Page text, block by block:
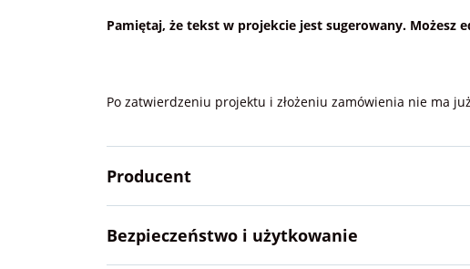
Pamiętaj, że tekst w projekcie jest sugerowany. Możesz
Po zatwierdzeniu projektu i złożeniu zamówienia nie ma
Producent
Bezpieczeństwo i użytkowanie